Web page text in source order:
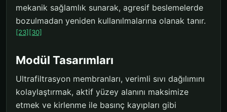
mekanik sağlamlık sunarak, agresif beslemelerde
bozulmadan yeniden kullanılmalarına olanak tanır.
[23][30]
Modül Tasarımları
Ultrafiltrasyon membranları, verimli sıvı dağılımını
kolaylaştırmak, aktif yüzey alanını maksimize
etmek ve kirlenme ile basınç kayıpları gibi